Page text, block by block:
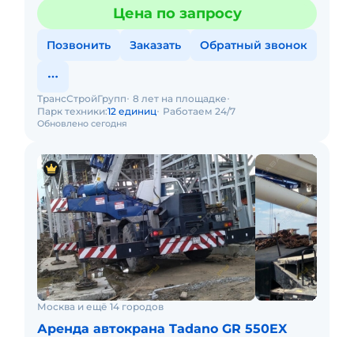
Цена по запросу
Позвонить Заказать Обратный звонок
Обновлено сегодня
ТрансСтройГрупп 8 лет на площадке
Парк техники:12 единиц Работаем 24/7
Москва и ещё 14 городов
Аренда автокрана Tadano GR 550EX